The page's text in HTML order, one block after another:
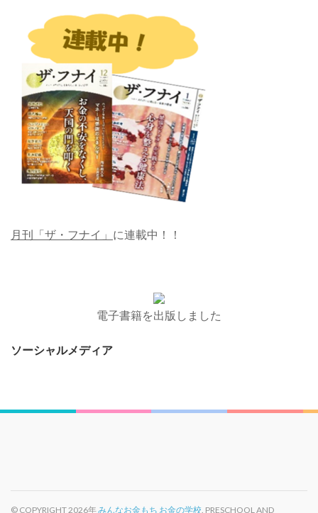
月刊「ザ・フナイ」 に連載中！！
電子書籍を出版しました
ソーシャルメディア
© COPYRIGHT 2026年みんなお金もち お金の学校. PRESCHOOL AND